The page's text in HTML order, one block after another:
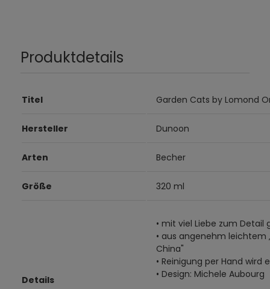
Produktdetails
Titel Garden Cats by Lomond
Hersteller Dunoon
Arten Becher
Größe 320 ml
Details
• mit viel Liebe zum Detail
• aus angenehm leichtem
China"
• Reinigung per Hand wird
• Design: Michele Aubourg